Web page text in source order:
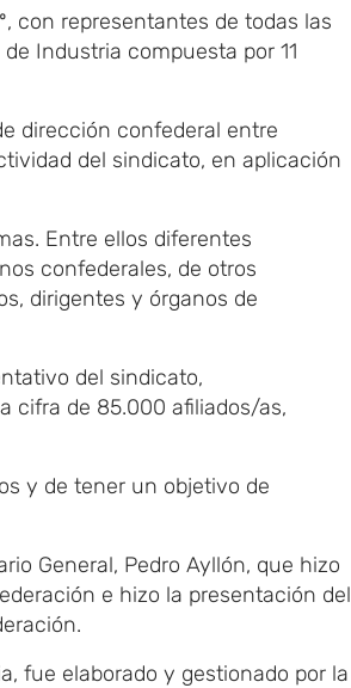
con representantes de todas las
Industria compuesta por 11
dirección confederal entre
del sindicato, en aplicación
Entre ellos diferentes
confederales, de otros
dirigentes y órganos de
del sindicato,
cifra de 85.000 afiliados/as,
y de tener un objetivo de
General, Pedro Ayllón, que hizo
e hizo la presentación del
fue elaborado y gestionado por la